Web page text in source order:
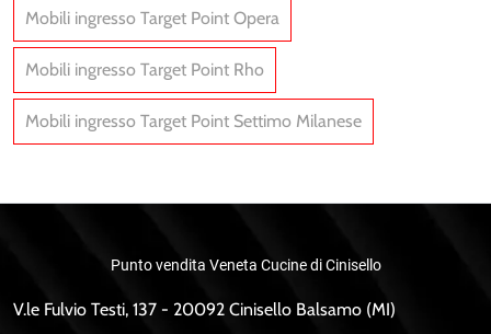
Mobili ingresso Target Point Opera
Mobili ingresso Target Point Rho
Mobili ingresso Target Point Settimo Milanese
Punto vendita Veneta Cucine di Cinisello
V.le Fulvio Testi, 137 - 20092 Cinisello Balsamo (MI)